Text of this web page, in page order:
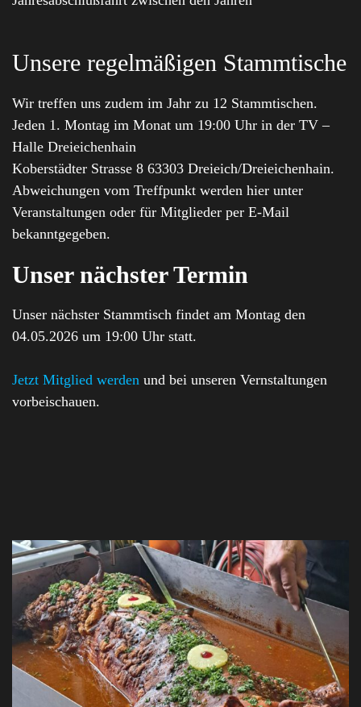
Unsere regelmäßigen Stammtische
Wir treffen uns zudem im Jahr zu 12 Stammtischen.
Jeden 1. Montag im Monat um 19:00 Uhr in der TV –
Halle Dreieichenhain
Koberstädter Strasse 8 63303 Dreieich/Dreieichenhain.
Abweichungen vom Treffpunkt werden hier unter
Veranstaltungen oder für Mitglieder per E-Mail
bekanntgegeben.
Unser nächster Termin
Unser nächster Stammtisch findet am Montag den
04.05.2026 um 19:00 Uhr statt.
Jetzt Mitglied werden und bei unseren Vernstaltungen
vorbeischauen.